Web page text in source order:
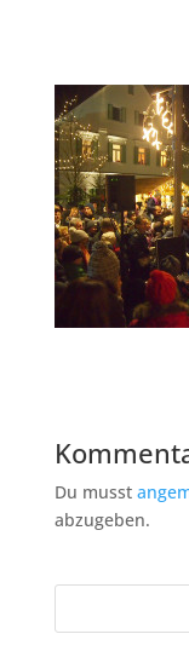
Du musst
abzugeben.